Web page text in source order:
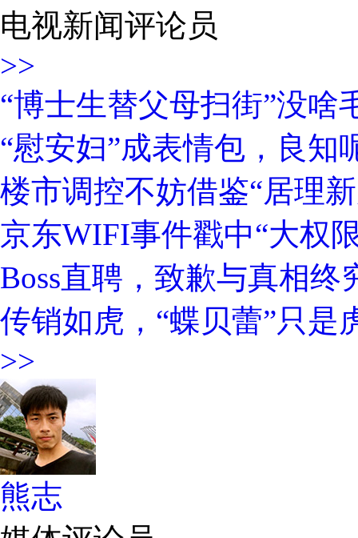
电视新闻评论员
>>
“博士生替父母扫街”没啥
“慰安妇”成表情包，良知
楼市调控不妨借鉴“居理
京东WIFI事件戳中“大权
Boss直聘，致歉与真相终
传销如虎，“蝶贝蕾”只是
>>
熊志